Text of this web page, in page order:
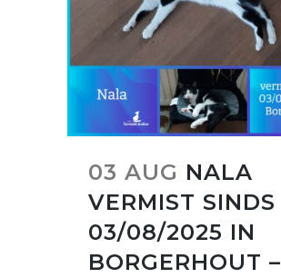
03 AUG NALA
VERMIST SINDS
03/08/2025 IN
BORGERHOUT –